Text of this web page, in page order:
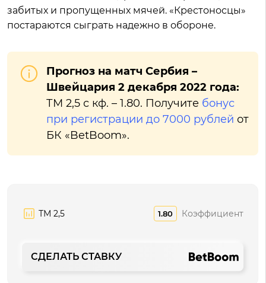
забитых и пропущенных мячей. «Крестоносцы»
постараются сыграть надежно в обороне.
Прогноз на матч Сербия –
Швейцария 2 декабря 2022 года:
ТМ 2,5 с кф. – 1.80. Получите бонус
при регистрации до 7000 рублей от
БК «BetBoom».
ТМ 2,5 1.80 Коэффициент
СДЕЛАТЬ СТАВКУ